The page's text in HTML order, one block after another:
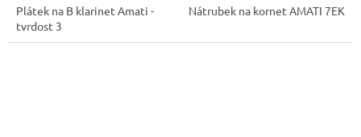
Plátek na B klarinet Amati -
tvrdost 3
Nátrubek na kornet AMATI 7EK